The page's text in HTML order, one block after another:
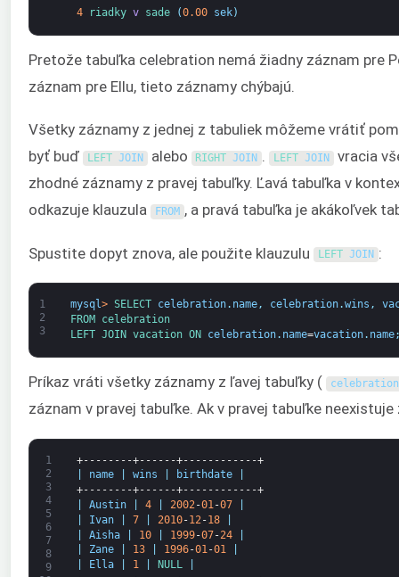
4 riadky v sade (0.00 sek)
Pretože tabuľka celebration nemá žiadny záznam pre
záznam pre Ellu, tieto záznamy chýbajú.
Všetky záznamy z jednej z tabuliek môžeme vrátiť
byť buď
LEFT JOIN alebo RIGHT JOIN . LEFT JOIN vracia
zhodné záznamy z pravej tabuľky. Ľavá tabuľka v
odkazuje klauzula
FROM , a pravá tabuľka je akákoľvek
Spustite dopyt znova, ale použite klauzulu LEFT JOIN :
1
2
3
mysql> SELECT celebration. name, celebration.wins ,
FROM
celebration
LEFT JOIN vacation ON celebration. name=vacation. name
Príkaz vráti všetky záznamy z ľavej tabuľky ( celebration
záznam v pravej tabuľke. Ak v pravej tabuľke
1
2
3
4
5
6
7
8
9
+--------+------+------------+
name wins birthdate
+--------+------+------------+
Austin 4 2002-01-07
Ivan 7 2010-12 -18
Aisha 10 1999-07-24
Zane 13 1996-01-01
Ella 1 NULL